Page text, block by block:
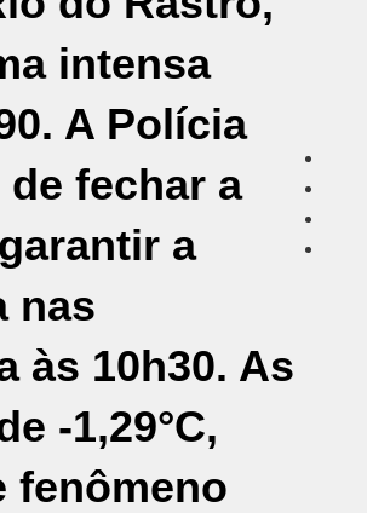
intensa
A Polícia
fechar a
a
nas
às 10h30. As
-1,29°C,
fenômeno